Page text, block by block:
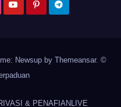
Newsup by Themeansar. ©
& PENAFIAN LIVE